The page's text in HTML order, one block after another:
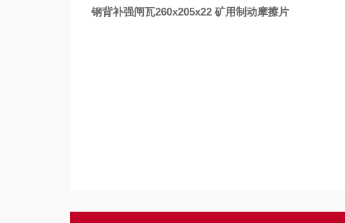
钢背补强闸瓦260x205x22 矿用制动摩擦片